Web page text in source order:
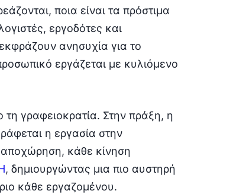
ποια είναι τα πρόστιμα
εργοδότες και
ανησυχία για το
εργάζεται με κυλιόμενο
γραφειοκρατία. Στην πράξη, η
η εργασία στην
κάθε κίνηση
, δημιουργώντας μια πιο αυστηρή
κάθε εργαζομένου.